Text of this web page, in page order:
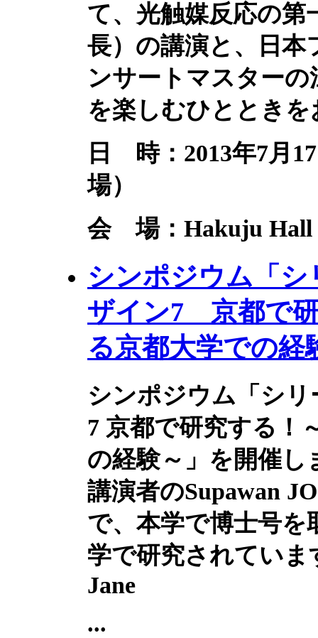
て、光触媒反応の第
長）の講演と、日本
ンサートマスター
を楽しむひととき
日 時：2013年7月
場）
会 場：Hakuju Hall
シンポジウム「
ザイン7 京都で
る京都大学での経
シンポジウム「シ
7 京都で研究する！
の経験～」を開催し
講演者のSupawan
で、本学で博士号を
学で研究されていま
Jane
...